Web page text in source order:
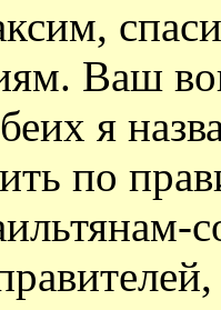
Ваш
я
по